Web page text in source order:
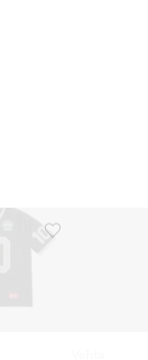
Ürünü istek listesine ekle veya listeden çıkar